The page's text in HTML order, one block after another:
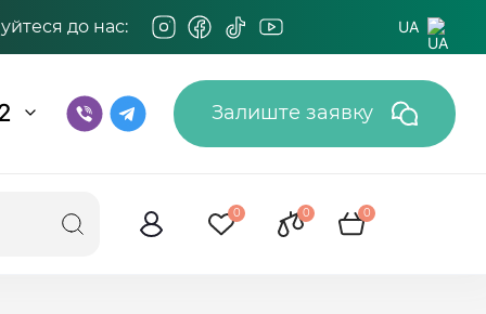
до нас: UA
Залиште заявку
0 0 0